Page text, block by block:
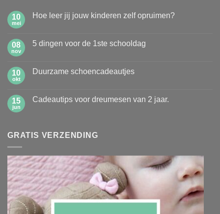
10
mei
Hoe leer jij jouw kinderen zelf opruimen?
Hoe
kinderen
zelf
08
nov
5 dingen voor de 1ste schooldag
5
1ste
schooldag
10
okt
Duurzame schoencadeautjes
Duurzame
15
jun
Cadeautips voor dreumesen van 2 jaar.
voor
jaar.
GRATIS VERZENDING